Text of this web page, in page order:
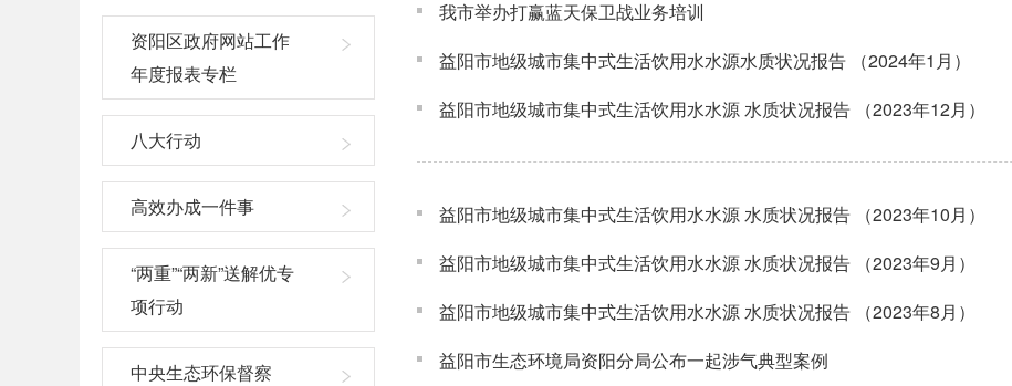
资阳区政府网站工作
年度报表专栏
八大行动
高效办成一件事
“两重”“两新”送解优专
项行动
中央生态环保督察
我市举办打赢蓝天保卫战业务培训
益阳市地级城市集中式生活饮用水水源水质状况报告 （2024年1月）
益阳市地级城市集中式生活饮用水水源 水质状况报告 （2023年12月）
益阳市地级城市集中式生活饮用水水源 水质状况报告 （2023年10月）
益阳市地级城市集中式生活饮用水水源 水质状况报告 （2023年9月）
益阳市地级城市集中式生活饮用水水源 水质状况报告 （2023年8月）
益阳市生态环境局资阳分局公布一起涉气典型案例